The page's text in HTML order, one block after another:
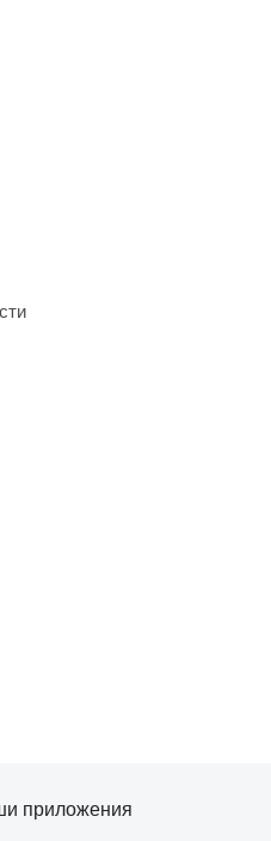
приложения